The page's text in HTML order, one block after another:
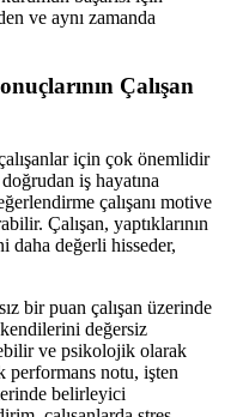
ve aynı zamanda
Çalışan
için çok önemlidir
iş hayatına
çalışanı motive
Çalışan, yaptıklarının
daha değerli hisseder,
bir puan çalışan üzerinde
değersiz
ve psikolojik olarak
performans notu, işten
belirleyici